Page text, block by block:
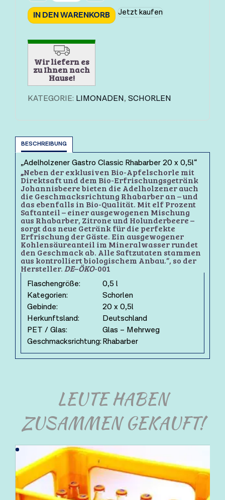
IN DEN WARENKORB Jetzt kaufen
Wir liefern es
zu Ihnen nach
Hause!
KATEGORIE: LIMONADEN, SCHORLEN
BESCHREIBUNG
„Adelholzener Gastro Classic Rhabarber 20 x 0,5l“
„Neben der exklusiven Bio-Apfelschorle mit
Direktsaft und dem Bio-Erfrischungsgetränk
Johannisbeere bieten die Adelholzener auch
die Geschmacksrichtung Rhabarber an – und
das ebenfalls in Bio-Qualität. Mit elf Prozent
Saftanteil – einer ausgewogenen Mischung
aus Rhabarber, Zitrone und Holunderbeere –
sorgt das neue Getränk für die perfekte
Erfrischung der Gäste. Ein ausgewogener
Kohlensäureanteil im Mineralwasser rundet
den Geschmack ab. Alle Saftzutaten stammen
aus kontrolliert biologischem Anbau.“, so der
Hersteller. DE–ÖKO-001
Flaschengröße:
0,5 l
Kategorien:
Schorlen
Gebinde:
20 x 0,5l
Herkunftsland:
Deutschland
PET / Glas:
Glas – Mehrweg
Geschmacksrichtung:Rhabarber
LEUTE HABEN
ZUSAMMEN GEKAUFT!